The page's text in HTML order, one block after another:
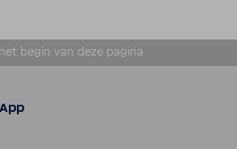
begin van deze pagina